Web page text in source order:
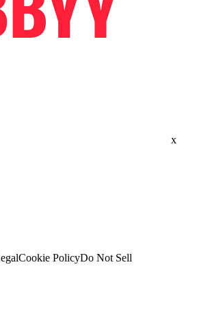
x
Cookie PolicyDo Not Sell